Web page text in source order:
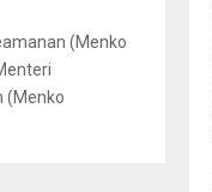
(Menko
(Menko